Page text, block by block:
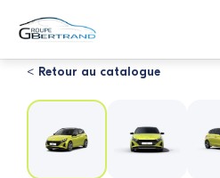
< Retour au catalogue